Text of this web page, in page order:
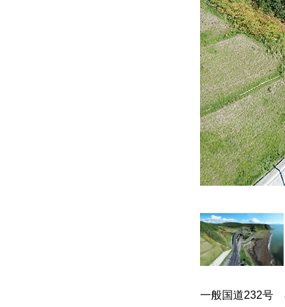
一般国道232号